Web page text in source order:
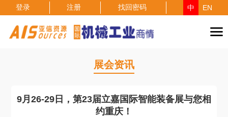
登录 注册 找回密码 中 EN
展会资讯
9月26-29日，第23届立嘉国际智能装备展与您相
约重庆！